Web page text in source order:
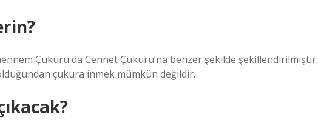
Çukuru da Cennet Çukuru’na benzer şekilde şekillendirilmiştir.
çukura inmek mümkün değildir.